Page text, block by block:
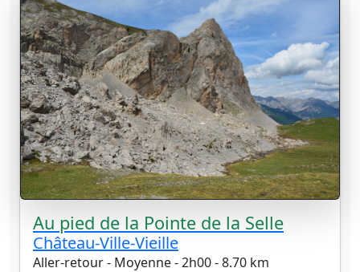
Au pied de la Pointe de la Selle
Château-Ville-Vieille
Aller-retour - Moyenne - 2h00 - 8.70 km